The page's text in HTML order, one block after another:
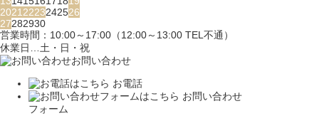
2021 2223242526
27282930
営業時間：10:00～17:00（12:00～13:00 TEL不通）
休業日…土・日・祝
お問い合わせ
お電話
お問い合わせ
フォーム